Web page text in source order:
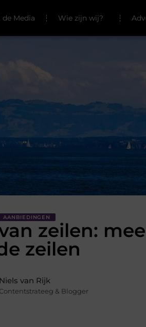
de Media Wie zijn wij?
AANBIEDINGEN
zeilen:
zeilen
Niels van Rijk
Contentstrateeg & Blogger